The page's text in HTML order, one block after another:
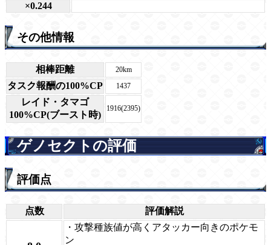
×0.244
その他情報
相棒距離 20km
タスク報酬の100%CP 1437
レイド・タマゴ
100%CP(ブースト時)
1916(2395)
ゲノセクトの評価
評価点
点数 評価解説
・攻撃種族値が高くアタッカー向きのポケモ
ン